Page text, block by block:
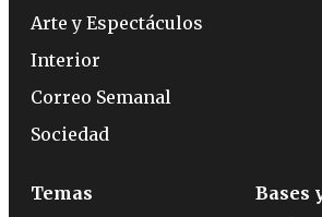
Arte y Espectáculos
Interior
Correo Semanal
Sociedad
Temas
Bases